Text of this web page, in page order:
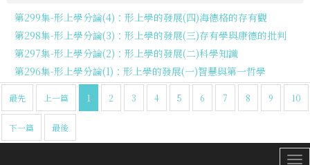
第299集-形上學分論(4)：形上學的發展(四)海德格的存有觀
第298集-形上學分論(3)：形上學的發展(三)存有學與康德的批判
第297集-形上學分論(2)：形上學的發展(二)科學知識
第296集-形上學分論(1)：形上學的發展(一)智慧與第一哲學
最先 上一篇 1 2 3 4 5 6 7 8 9 10
下一篇 最後